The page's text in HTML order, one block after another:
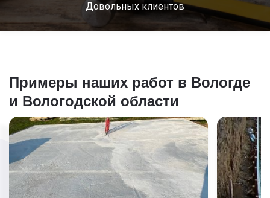
Довольных клиентов
Примеры наших работ в Вологде
и Вологодской области